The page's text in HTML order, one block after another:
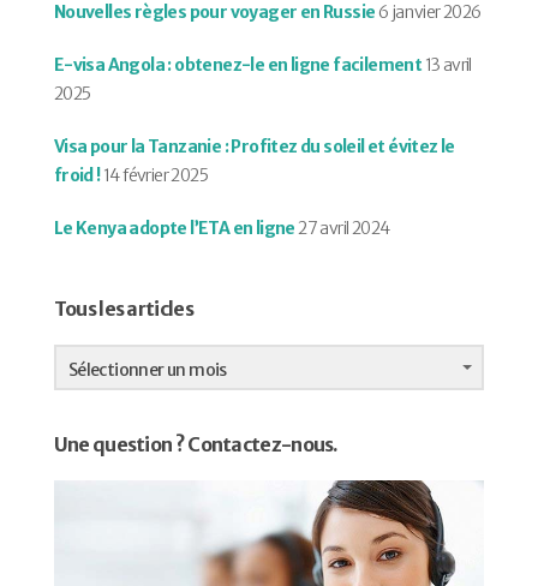
Nouvelles règles pour voyager en Russie 6 janvier 2026
E-visa Angola : obtenez-le en ligne facilement 13 avril
2025
Visa pour la Tanzanie : Profitez du soleil et évitez le
froid !14 février 2025
Le Kenya adopte l’ETA en ligne27 avril 2024
Tous les articles
Tous
les
articles
Sélectionner un mois
Une question ? Contactez-nous.